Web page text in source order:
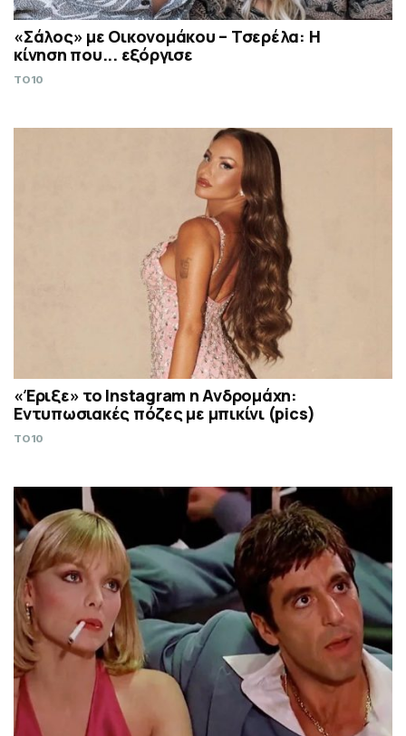
«Σάλος» με Οικονομάκου – Τσερέλα: Η
κίνηση που... εξόργισε
TO10
«Έριξε» το Instagram η Ανδρομάχη:
Εντυπωσιακές πόζες με μπικίνι (pics)
TO10